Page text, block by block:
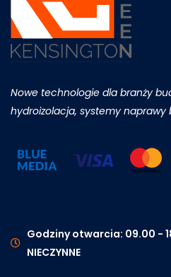
Nowe technologie dla branży
hydroizolacja, systemy naprawy
Godziny otwarcia: 09.00 -
NIECZYNNE